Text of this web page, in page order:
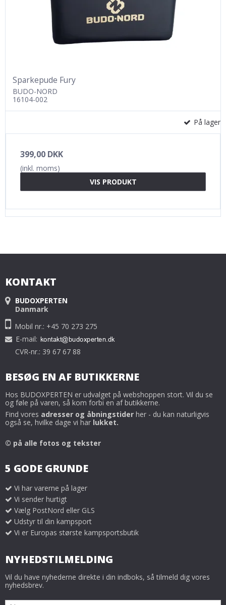
Sparkepude Fury
BUDO-NORD
16104-002
På lager
399,00 DKK
(inkl. moms)
VIS PRODUKT
KONTAKT
BUDOXPERTEN
Danmark
Mobil nr.: +45 70 273 275
E-mail:
CVR-nr.: 39 67 67 88
BESØG EN AF BUTIKKERNE
Hos BUDOXPERTEN er udvalget på webshoppen stort. Vil du se
og føle på varen, så kom forbi en af butikkerne.
Find vores adresser og åbningstider her - du kan naturligvis
også se, hvilke dage vi har lukket.
© på alle fotos og tekster
5 GODE GRUNDE
Vi har varerne på lager
Vi sender hurtigt
Vælg PostNord eller GLS
Udstyr til din kampsport
Vi er Europas største kampsportsbutik
NYHEDSTILMELDING
Vil du have nyhederne direkte i din indboks, så tilmeld dig vores
nyhedsbrev.